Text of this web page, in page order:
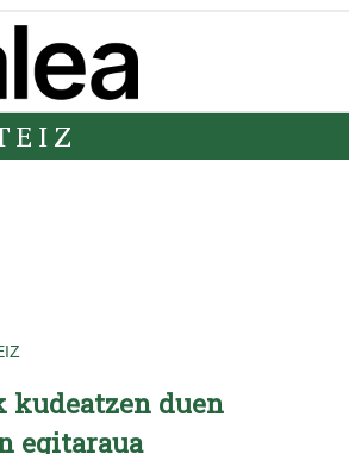
kudeatzen duen
egitaraua